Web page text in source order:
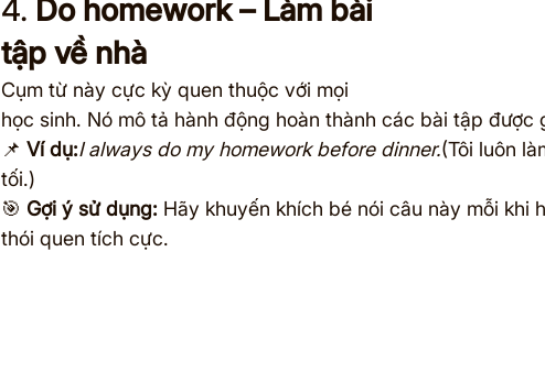
4. Do homework – Làm bài
tập về nhà
Cụm từ này cực kỳ quen thuộc với mọi
học sinh. Nó mô tả hành động hoàn thành các bài tập được
📌 Ví dụ:I always do my homework before dinner.(Tôi luôn
tối.)
🎯 Gợi ý sử dụng: Hãy khuyến khích bé nói câu này mỗi khi
thói quen tích cực.